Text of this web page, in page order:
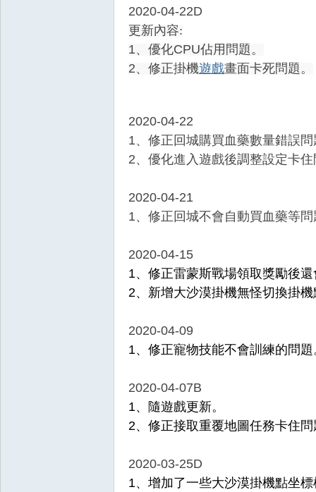
2020-04-22D
更新內容:
1、優化CPU佔用問題。
2、修正掛機遊戲畫面卡死問題。
2020-04-22
1、修正回城購買血藥數量錯誤
2、優化進入遊戲後調整設定卡
2020-04-21
1、修正回城不會自動買血藥等問
2020-04-15
1、修正雷蒙斯戰場領取獎勵後
2、新增大沙漠掛機無怪切換掛
2020-04-09
1、修正寵物技能不會訓練的問題
2020-04-07B
1、隨遊戲更新。
2、修正接取重覆地圖任務卡住問
2020-03-25D
1、增加了一些大沙漠掛機點坐